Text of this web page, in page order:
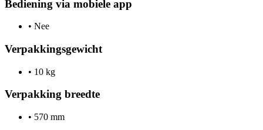
Bediening via mobiele app
• Nee
Verpakkingsgewicht
• 10 kg
Verpakking breedte
• 570 mm